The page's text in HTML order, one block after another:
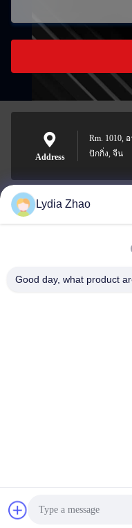
Address
Rm. 1010,
ปักกิ่ง, จีน
Beijing
Lydia Zhao
Good day, what product